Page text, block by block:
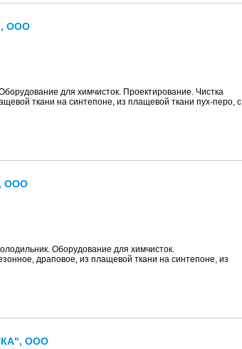
ООО
для химчисток. Проектирование. Чистка
ткани на синтепоне, из плащевой ткани пух-перо, с
ООО
Оборудование для химчисток.
драповое, из плащевой ткани на синтепоне, из
ООО